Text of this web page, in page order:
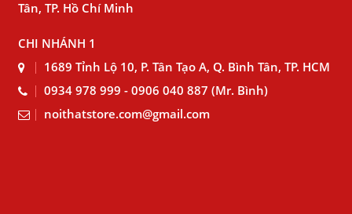
Tân, TP. Hồ Chí Minh
CHI NHÁNH 1
1689 Tỉnh Lộ 10, P. Tân Tạo A, Q. Bình Tân, TP. HCM
0934 978 999 - 0906 040 887 (Mr. Bình)
noithatstore.com@gmail.com